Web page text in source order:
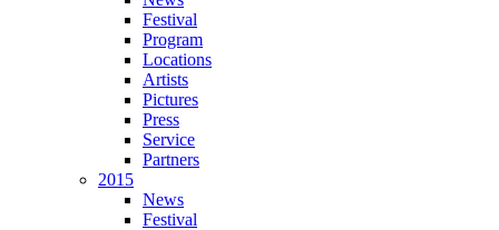
Festival
Program
Locations
Artists
Pictures
Press
Service
Partners
2015
News
Festival